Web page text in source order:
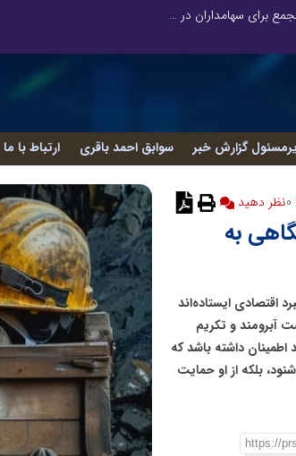
صورت‌های مالی سال ۱۴۰۴ کالبر در بوته رأی؛ پخش آنلاین مجمع برای سهامداران در سراسر کشور
گزارش خبر سوابق احمد باقری ارتباط با ما
نظر دهید
به
اقتصادی ایستاده‌اند
آبرومند و تکریم
اطمینان داشته باشد که
بلکه از او حمایت